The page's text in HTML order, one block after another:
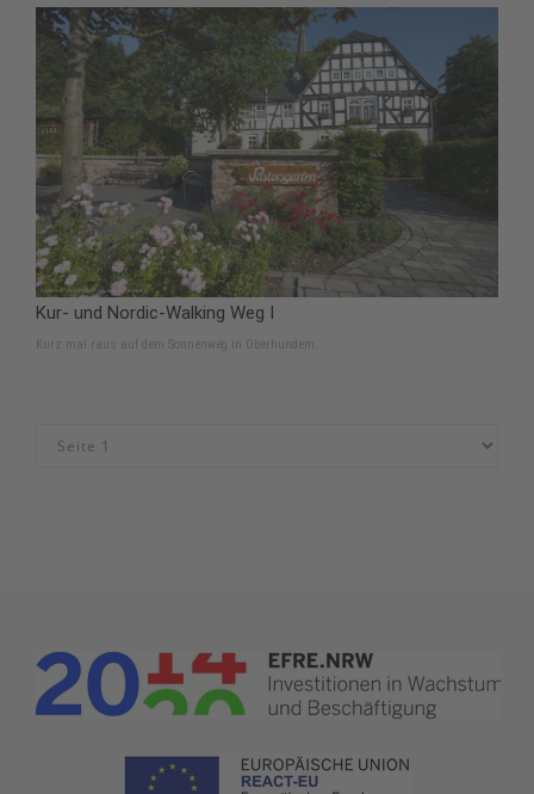
Kur- und Nordic-Walking Weg I
Kurz mal raus auf dem Sonnenweg in Oberhundem.